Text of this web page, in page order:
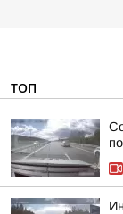
ТОП